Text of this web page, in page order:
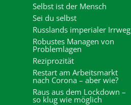
Selbst ist der Mensch
Sei du selbst
Russlands imperialer Irrweg
Robustes Managen von
Problemlagen
Reziprozität
Restart am Arbeitsmarkt
nach Corona – aber wie?
Raus aus dem Lockdown –
so klug wie möglich